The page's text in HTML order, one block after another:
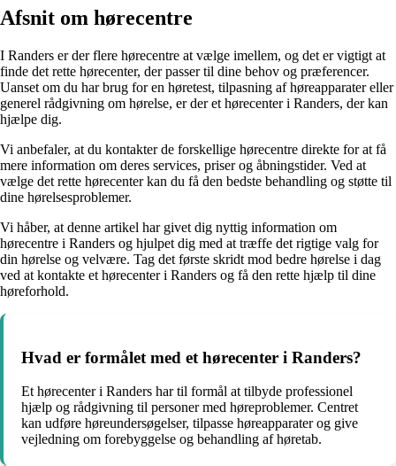
Afsnit om hørecentre
I Randers er der flere hørecentre at vælge imellem, og det er vigtigt at
finde det rette hørecenter, der passer til dine behov og præferencer.
Uanset om du har brug for en høretest, tilpasning af høreapparater eller
generel rådgivning om hørelse, er der et hørecenter i Randers, der kan
hjælpe dig.
Vi anbefaler, at du kontakter de forskellige hørecentre direkte for at få
mere information om deres services, priser og åbningstider. Ved at
vælge det rette hørecenter kan du få den bedste behandling og støtte til
dine hørelsesproblemer.
Vi håber, at denne artikel har givet dig nyttig information om
hørecentre i Randers og hjulpet dig med at træffe det rigtige valg for
din hørelse og velvære. Tag det første skridt mod bedre hørelse i dag
ved at kontakte et hørecenter i Randers og få den rette hjælp til dine
høreforhold.
Hvad er formålet med et hørecenter i Randers?
Et hørecenter i Randers har til formål at tilbyde professionel
hjælp og rådgivning til personer med høreproblemer. Centret
kan udføre høreundersøgelser, tilpasse høreapparater og give
vejledning om forebyggelse og behandling af høretab.